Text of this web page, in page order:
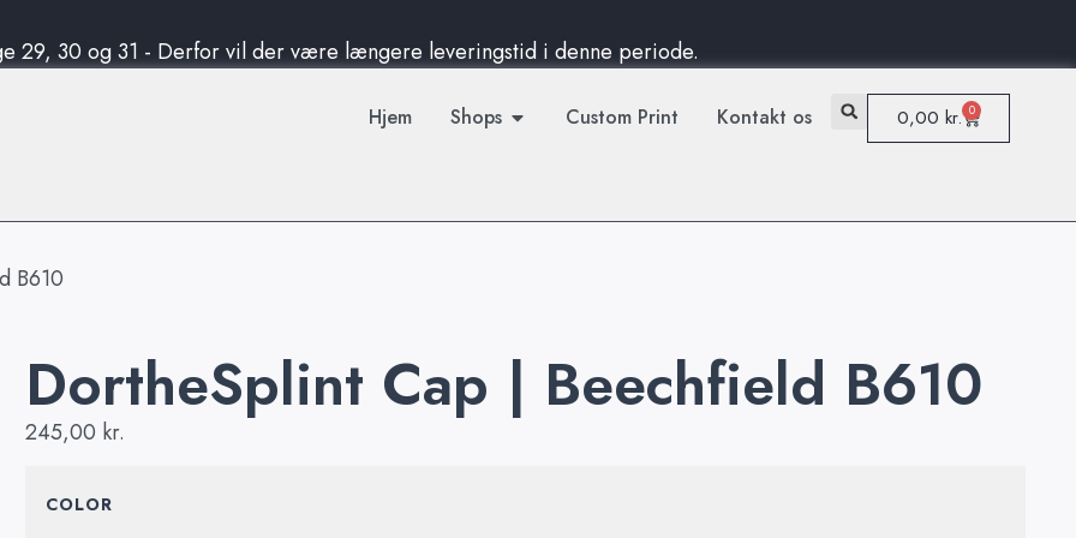
fra
på danske ordre
køb på over 750DKK
fra
på danske ordre
køb på over 750DKK
fra
på danske ordre
køb på over 750DKK
29, 30 og 31 - Derfor vil der være længere leveringstid i denne periode.
Hjem Shops Custom Print Kontakt os 0,00kr. 0
B610
DortheSplint Cap | Beechfield B610
245,00 kr.
COLOR